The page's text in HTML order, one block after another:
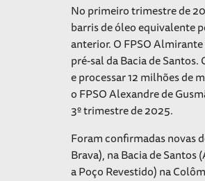
No primeiro trimestre de
barris de óleo equivalente
anterior. O FPSO
pré-sal da Bacia de
e processar 12 milhões de
o FPSO Alexandre de
3º trimestre de 2025.
Foram confirmadas novas
Brava), na Bacia de Santos
a Poço Revestido) na